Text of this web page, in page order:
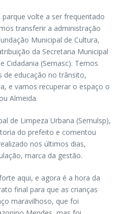
volte a ser frequentado
transferir a administração
Municipal de Cultura,
da Secretaria Municipal
Cidadania (Semasc). Temos
de educação no trânsito,
e vamos recuperar o espaço o
Almeida.
de Limpeza Urbana (Semulsp),
do prefeito e comentou
nos últimos dias,
marca da gestão.
aqui, e agora é a hora da
final para que as crianças
maravilhoso, que foi